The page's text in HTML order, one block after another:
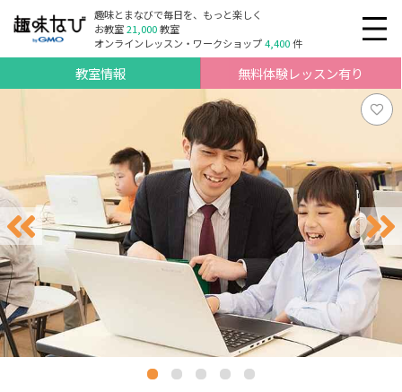
趣味とまなびで毎日を、もっと楽しく
お教室21,000教室
オンラインレッスン・ワークショップ4,400件
教室情報 無料体験レッスン有り